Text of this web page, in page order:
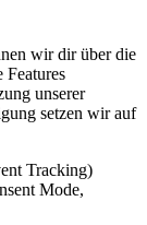
wir dir über die
Features
unserer
setzen wir auf
Tracking)
Mode,